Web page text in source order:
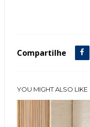
Compartilhe
YOU MIGHT ALSO LIKE